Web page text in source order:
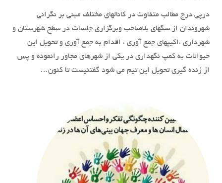
درپی درج مطالب متفاوت در کانالهای مختلف مبنی بر نگرانی
شهروندان از سگهای بلاصاحب وبرگزاری جلسات در سطح شهرستان و
شهرداری ،اکیپهای جمع آوری ، اقدام به جمع آوری و تحویل این
حیوانات به کمپ نگهداری در یکی از شهرهای مجاور رانموده و پس
از زنده گیری تحویل این تیم می شود گفتنیست تا کنون…